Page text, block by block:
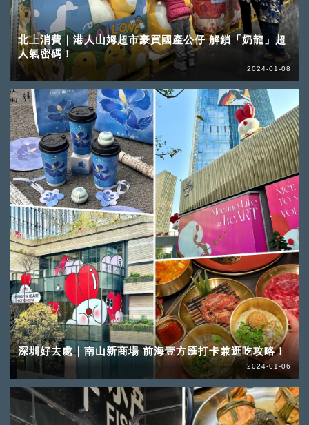
北上消費｜港人山姆超市豪買國產公仔 解鎖「奶龍」超
人氣密碼！
2024-01-08
深圳好去處｜南山新商場 前海壹方匯打卡兼逛吃攻略！
2024-01-06